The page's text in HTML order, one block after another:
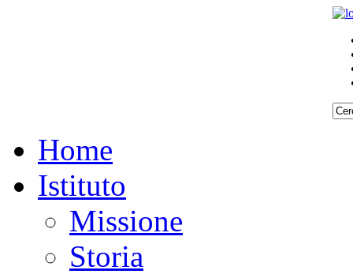
Home
Istituto
Missione
Storia